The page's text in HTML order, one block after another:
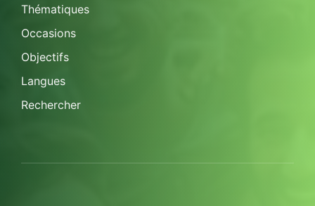
Thématiques
Occasions
Objectifs
Langues
Rechercher